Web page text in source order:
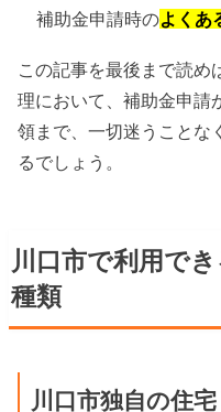
補助金申請時のよくあ
この記事を最後まで読め
理において、補助金申請
領まで、一切迷うことな
るでしょう。
川口市で利用で
種類
川口市独自の住